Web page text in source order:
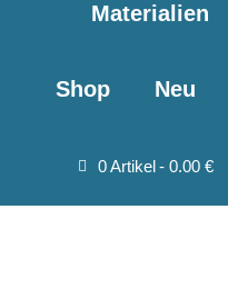
Materialien
Shop Neu
0 Artikel 0.00 €